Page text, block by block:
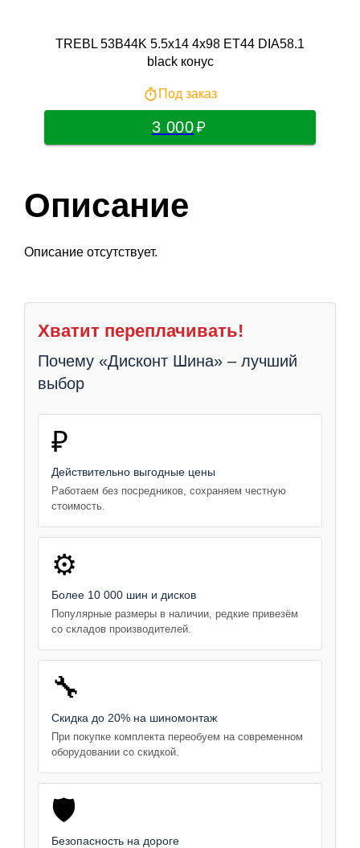
TREBL 53B44K 5.5x14 4x98 ET44 DIA58.1
black конус
Под заказ
3 000
Описание
Описание отсутствует.
Хватит переплачивать!
Почему «Дисконт Шина» – лучший
выбор
₽
Действительно выгодные цены
Работаем без посредников, сохраняем честную
стоимость.
⚙️
Более 10 000 шин и дисков
Популярные размеры в наличии, редкие привезём
со складов производителей.
🔧
Скидка до 20% на шиномонтаж
При покупке комплекта переобуем на современном
оборудовании со скидкой.
🛡️
Безопасность на дороге